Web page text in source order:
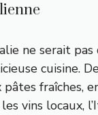
ne serait pas
cuisine.
fraîches,
vins locaux,